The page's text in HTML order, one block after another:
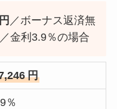
／ボーナス返済無
金利3.9％の場合
円
％